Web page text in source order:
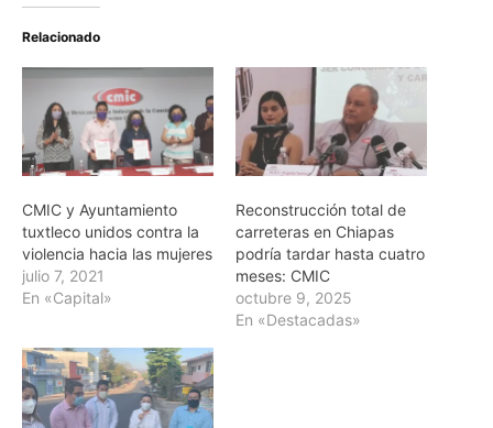
Relacionado
CMIC y Ayuntamiento
tuxtleco unidos contra la
violencia hacia las mujeres
julio 7, 2021
En «Capital»
Reconstrucción total de
carreteras en Chiapas
podría tardar hasta cuatro
meses: CMIC
octubre 9, 2025
En «Destacadas»